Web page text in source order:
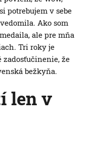
potrebujem v sebe
Ako som
ale pre mňa
Tri roky je
zadosťučinenie, že
bežkyňa.
len v